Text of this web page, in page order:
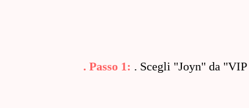
. Passo 1: . Scegli "Joyn" da